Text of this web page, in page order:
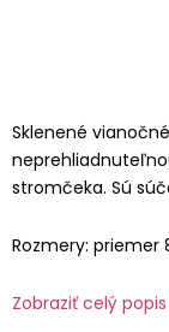
Sklenené
stromčeka. Sú
Rozmery: priemer
Zobraziť celý popis